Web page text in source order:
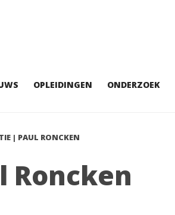
OPLEIDINGEN ONDERZOEK
| PAUL RONCKEN
Roncken